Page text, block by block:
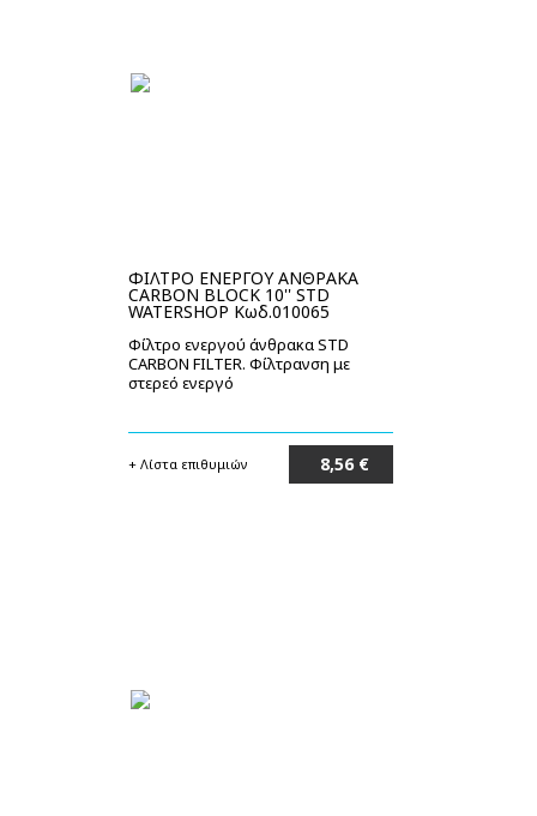
ΦΙΛΤΡΟ ΕΝΕΡΓΟΥ ΑΝΘΡΑΚΑ
CARBON BLOCK 10'' STD
WATERSHOP Κωδ.010065
Φίλτρο ενεργού άνθρακα STD
CARBON FILTER. Φίλτρανση με
στερεό ενεργό
+ Λίστα επιθυμιών 8,56 €